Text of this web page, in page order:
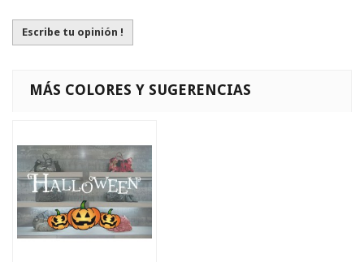
Escribe tu opinión !
MÁS COLORES Y SUGERENCIAS